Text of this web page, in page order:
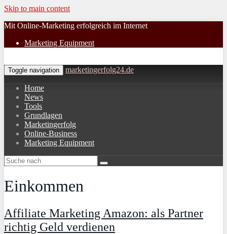
Skip to main content
Mit Online-Marketing erfolgreich im Internet
Marketing Equipment
Toggle navigation marketingerfolg24.de
Home
News
Tools
Grundlagen
Marketingerfolg
Online-Business
Marketing Equipment
Einkommen
Affiliate Marketing Amazon: als Partner
richtig Geld verdienen